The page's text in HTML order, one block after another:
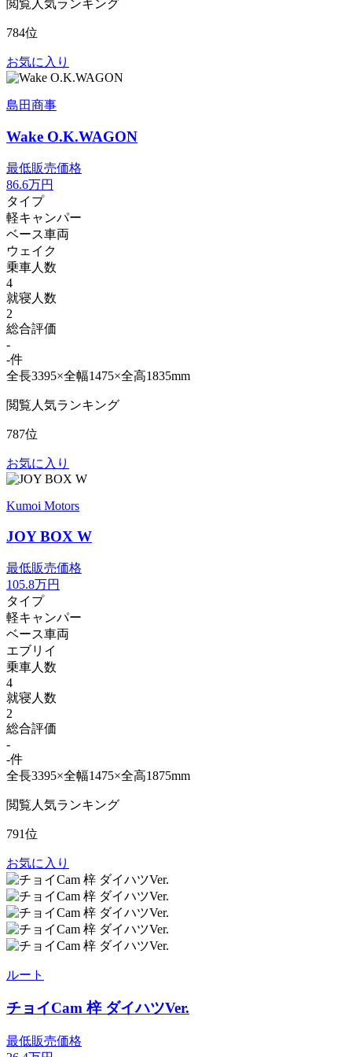
閲覧人気ランキング
784位
お気に入り
島田商事
Wake O.K.WAGON
最低販売価格
86.6万円
タイプ
軽キャンパー
ベース車両
ウェイク
乗車人数
4
就寝人数
2
総合評価
-
-件
全長3395×全幅1475×全高1835mm
閲覧人気ランキング
787位
お気に入り
Kumoi Motors
JOY BOX W
最低販売価格
105.8万円
タイプ
軽キャンパー
ベース車両
エブリイ
乗車人数
4
就寝人数
2
総合評価
-
-件
全長3395×全幅1475×全高1875mm
閲覧人気ランキング
791位
お気に入り
ルート
チョイCam 梓 ダイハツVer.
最低販売価格